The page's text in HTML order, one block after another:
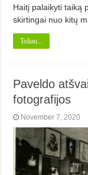
Haitį palaikyti taiką
skirtingai nuo kitų
Toliau...
Paveldo
fotografijos
November 7, 2020